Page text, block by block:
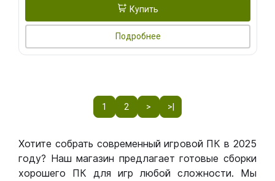
Купить
Подробнее
1 2 > >|
Хотите собрать современный игровой ПК в 2025
году? Наш магазин предлагает готовые сборки
хорошего ПК для игр любой сложности. Мы